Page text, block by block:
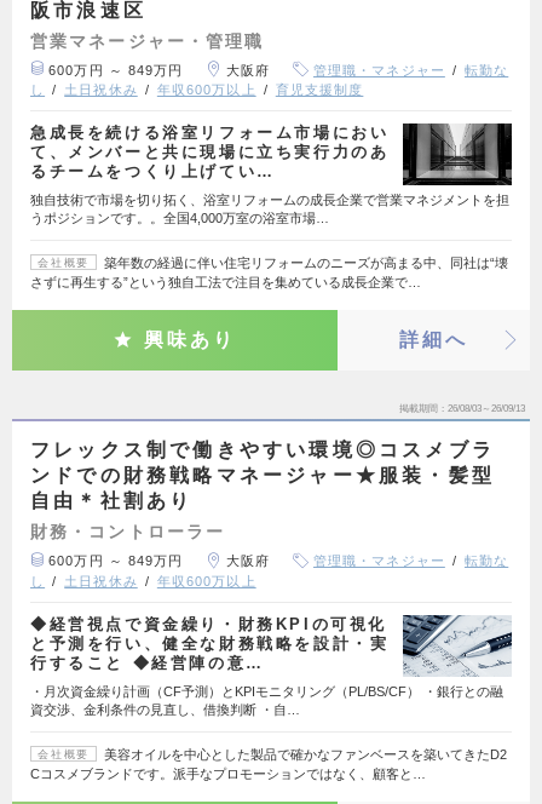
阪市浪速区
営業マネージャー・管理職
600万円 ～ 849万円 大阪府 管理職・マネジャー
転勤な
し
土日祝休み 年収600万以上 育児支援制度
急成長を続ける浴室リフォーム市場におい
て、メンバーと共に現場に立ち実行力のあ
るチームをつくり上げてい…
独自技術で市場を切り拓く、浴室リフォームの成長企業で営業マネジメントを担
うポジションです。。全国4,000万室の浴室市場…
会社概要
築年数の経過に伴い住宅リフォームのニーズが高まる中、同社は“壊
さずに再生する”という独自工法で注目を集めている成長企業で…
興味あり 詳細へ
掲載期間 26/08/03～26/09/13
フレックス制で働きやすい環境◎コスメブラ
ンドでの財務戦略マネージャー★服装・髪型
自由＊社割あり
財務・コントローラー
600万円 ～ 849万円 大阪府 管理職・マネジャー
転勤な
し
土日祝休み 年収600万以上
◆経営視点で資金繰り・財務KPIの可視化
と予測を行い、健全な財務戦略を設計・実
行すること ◆経営陣の意…
・月次資金繰り計画（CF予測）とKPIモニタリング（PL/BS/CF） ・銀行との融
資交渉、金利条件の見直し、借換判断 ・自…
会社概要
美容オイルを中心とした製品で確かなファンベースを築いてきたD2
Cコスメブランドです。派手なプロモーションではなく、顧客と…